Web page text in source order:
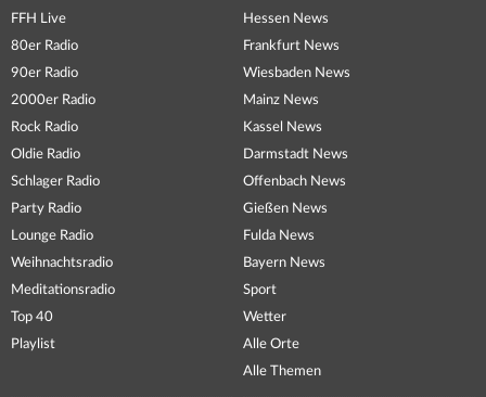
FFH Live
80er Radio
90er Radio
2000er Radio
Rock Radio
Oldie Radio
Schlager Radio
Party Radio
Lounge Radio
Weihnachtsradio
Meditationsradio
Top 40
Playlist
Hessen News
Frankfurt News
Wiesbaden News
Mainz News
Kassel News
Darmstadt News
Offenbach News
Gießen News
Fulda News
Bayern News
Sport
Wetter
Alle Orte
Alle Themen